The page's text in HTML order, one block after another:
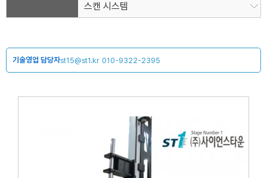
스캔 시스템
기술영업 담당자st15@st1.kr 010-9322-2395